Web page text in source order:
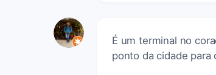
É um terminal no
ponto da cidade para